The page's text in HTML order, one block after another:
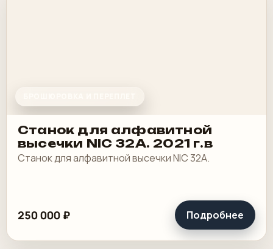
Станок для алфавитной
высечки NIC 32A. 2021 г.в
Станок для алфавитной высечки NIC 32A.
250 000 ₽ Подробнее